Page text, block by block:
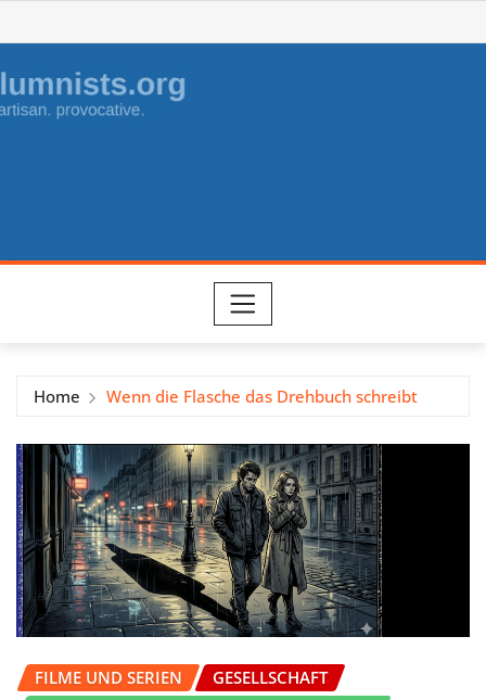
to
content
Home Wenn die Flasche das Drehbuch schreibt
FILME UND SERIEN
GESELLSCHAFT